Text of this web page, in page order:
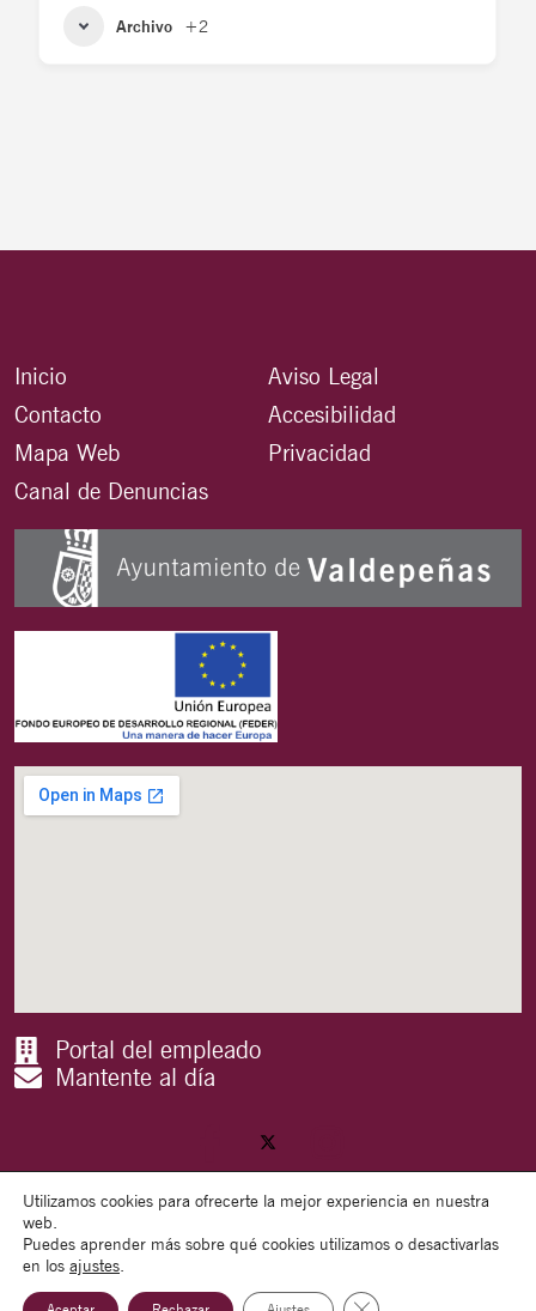
Archivo +2
Inicio
Contacto
Mapa Web
Canal de Denuncias
Aviso Legal
Accesibilidad
Privacidad
Portal del empleado
Mantente al día
Copyright @ 2024 | Ayuntamiento de Valdepeñas
Utilizamos cookies para ofrecerte la mejor experiencia en nuestra
web.
Puedes aprender más sobre qué cookies utilizamos o desactivarlas
en los ajustes
Cerrar el banner de